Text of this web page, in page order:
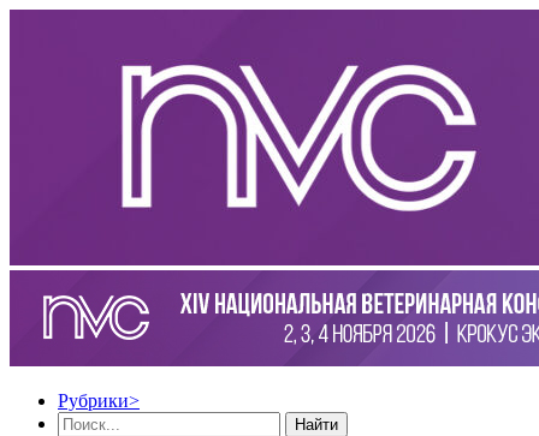
Рубрики>
Найти